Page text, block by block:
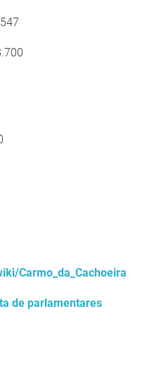
Carmo_da_Cachoeira
de parlamentares